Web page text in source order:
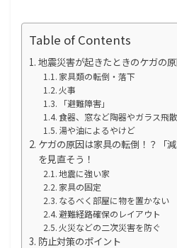
Table of Contents
地震災害が起きたときのケガの
家具類の転倒・落下
火事
「避難障害」
食器、窓など陶器やガラス飛散
湯や油によるやけど
ケガの原因は家具の転倒！？「
を見直そう！
地震に強い家
家具の固定
なるべく部屋に物を置かない
避難経路確保のレイアウト
火災などの二次災害を防ぐ
防止対策のポイント